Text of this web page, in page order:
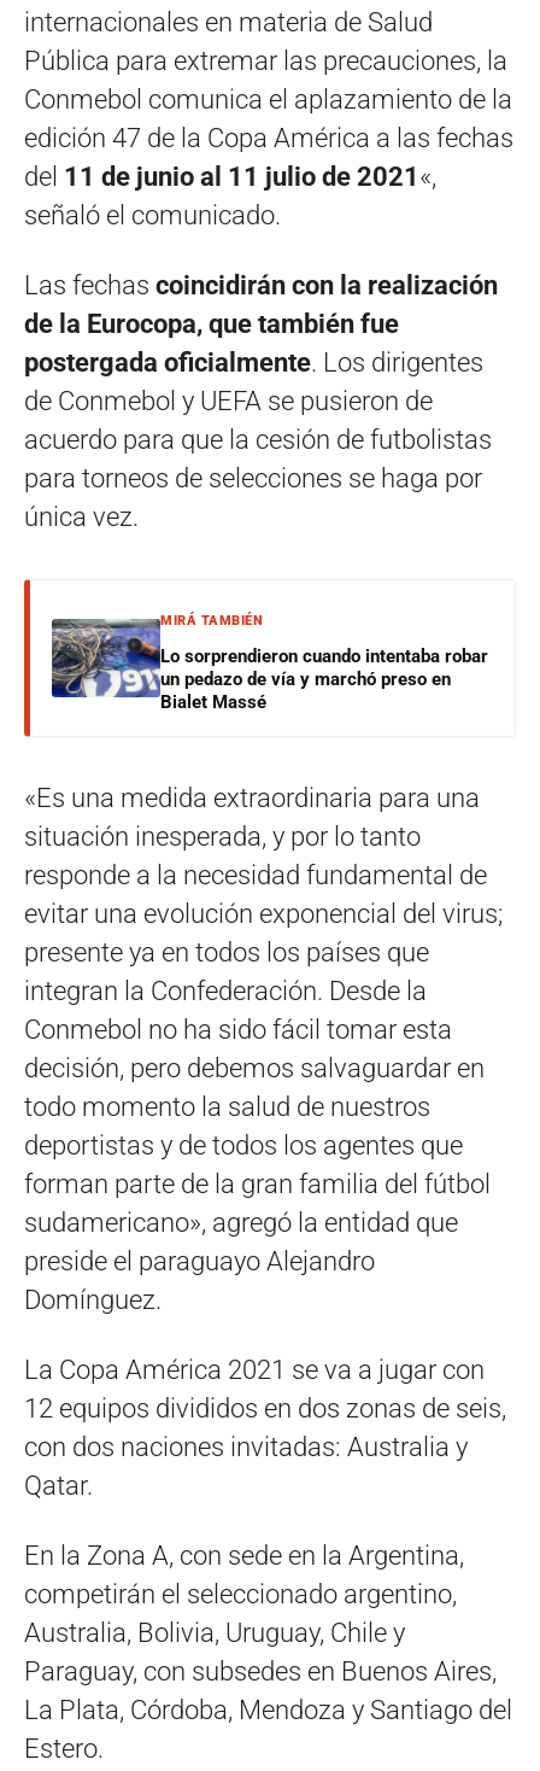
internacionales en materia de Salud
Pública para extremar las precauciones, la
Conmebol comunica el aplazamiento de la
edición 47 de la Copa América a las fechas
del 11 de junio al 11 julio de 2021 «,
señaló el comunicado.
Las fechas coincidirán con la realización
de la Eurocopa, que también fue
postergada oficialmente. Los dirigentes
de Conmebol y UEFA se pusieron de
acuerdo para que la cesión de futbolistas
para torneos de selecciones se haga por
única vez.
MIRÁ TAMBIÉN
Lo sorprendieron cuando intentaba robar
un pedazo de vía y marchó preso en
Bialet Massé
«Es una medida extraordinaria para una
situación inesperada, y por lo tanto
responde a la necesidad fundamental de
evitar una evolución exponencial del virus;
presente ya en todos los países que
integran la Confederación. Desde la
Conmebol no ha sido fácil tomar esta
decisión, pero debemos salvaguardar en
todo momento la salud de nuestros
deportistas y de todos los agentes que
forman parte de la gran familia del fútbol
sudamericano», agregó la entidad que
preside el paraguayo Alejandro
Domínguez.
La Copa América 2021 se va a jugar con
12 equipos divididos en dos zonas de seis,
con dos naciones invitadas: Australia y
Qatar.
En la Zona A, con sede en la Argentina,
competirán el seleccionado argentino,
Australia, Bolivia, Uruguay, Chile y
Paraguay, con subsedes en Buenos Aires,
La Plata, Córdoba, Mendoza y Santiago del
Estero.